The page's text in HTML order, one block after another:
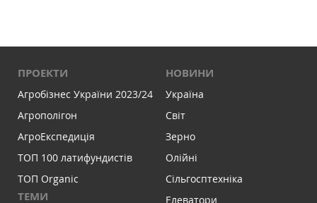
ПРОЕКТИ
Агробізнес України 2023/24
Агрополігон
АгроЕкспедиція
ТОП 100 латифундистів
ТОП Organic
ТЕМИ
НОВИНИ
Україна
Світ
Зерно
Олійні
Сільгосптехніка
Елеватори